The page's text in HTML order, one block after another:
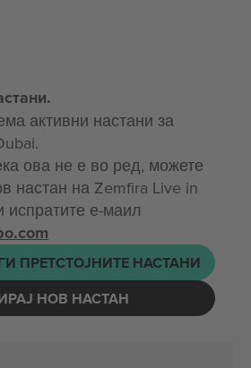
активни настани за
ова не е во ред, можете
настан на Zemfira Live in
испратите е-маил
ПРЕТСТОЈНИТЕ НАСТАНИ
НОВ НАСТАН